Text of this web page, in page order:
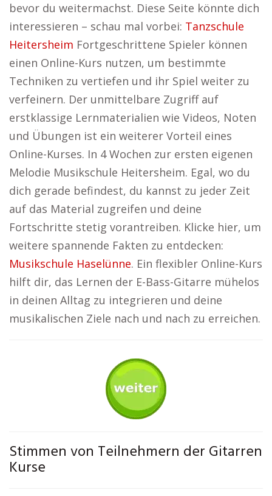
bevor du weitermachst. Diese Seite könnte dich
interessieren – schau mal vorbei: Tanzschule
Heitersheim Fortgeschrittene Spieler können
einen Online-Kurs nutzen, um bestimmte
Techniken zu vertiefen und ihr Spiel weiter zu
verfeinern. Der unmittelbare Zugriff auf
erstklassige Lernmaterialien wie Videos, Noten
und Übungen ist ein weiterer Vorteil eines
Online-Kurses. In 4 Wochen zur ersten eigenen
Melodie Musikschule Heitersheim. Egal, wo du
dich gerade befindest, du kannst zu jeder Zeit
auf das Material zugreifen und deine
Fortschritte stetig vorantreiben. Klicke hier, um
weitere spannende Fakten zu entdecken:
Musikschule Haselünne. Ein flexibler Online-Kurs
hilft dir, das Lernen der E-Bass-Gitarre mühelos
in deinen Alltag zu integrieren und deine
musikalischen Ziele nach und nach zu erreichen.
Stimmen von Teilnehmern der Gitarren
Kurse